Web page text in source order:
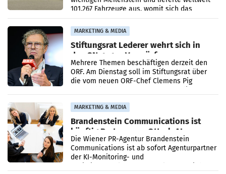
101.267 Fahrzeuge aus, womit sich das
Ergebnis gegenüber Juli 2025 mehr als
verdoppelte (+102
MARKETING & MEDIA
Stiftungsrat Lederer wehrt sich in
den SN gegen Vorwürfe
Mehrere Themen beschäftigen derzeit den
ORF. Am Dienstag soll im Stiftungsrat über
die vom neuen ORF-Chef Clemens Pig
MARKETING & MEDIA
Brandenstein Communications ist
künftig Partner von OtterlyAI
Die Wiener PR-Agentur Brandenstein
Communications ist ab sofort Agenturpartner
der KI-Monitoring- und